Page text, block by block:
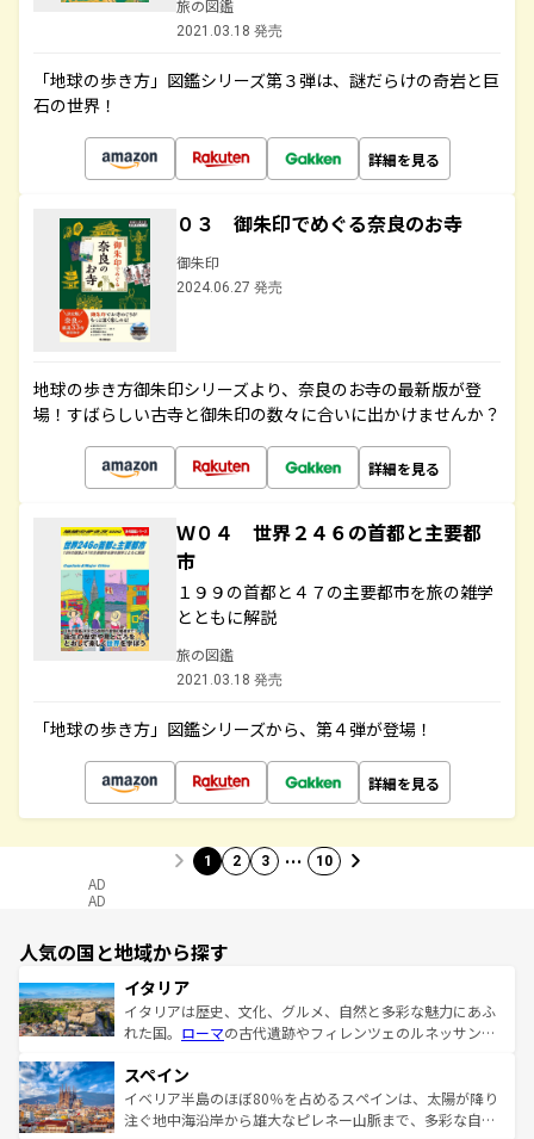
旅の図鑑
2021.03.18 発売
「地球の歩き方」図鑑シリーズ第３弾は、謎だらけの奇岩と巨
石の世界！
詳細を見る
０３ 御朱印でめぐる奈良のお寺
御朱印
2024.06.27 発売
地球の歩き方御朱印シリーズより、奈良のお寺の最新版が登
場！すばらしい古寺と御朱印の数々に合いに出かけませんか？
詳細を見る
Ｗ０４ 世界２４６の首都と主要都
市
１９９の首都と４７の主要都市を旅の雑学
とともに解説
旅の図鑑
2021.03.18 発売
「地球の歩き方」図鑑シリーズから、第４弾が登場！
詳細を見る
1 2 3 … 10
AD
AD
人気の国と地域から探す
イタリア
イタリアは歴史、文化、グルメ、自然と多彩な魅力にあふ
れた国。 ローマの古代遺跡やフィレンツェのルネッサンス
ろん、トスカーナの美しい田園風景やアマルフィ海岸の絶
景など、自然景観も見逃せない。観光の合間には、本場の
ピザやパスタなど、絶品のイタリア料理を堪能することも
スペイン
イベリア半島のほぼ80％を占めるスペインは、太陽が降り
注ぐ地中海沿岸から雄大なピレネー山脈まで、多彩な自然